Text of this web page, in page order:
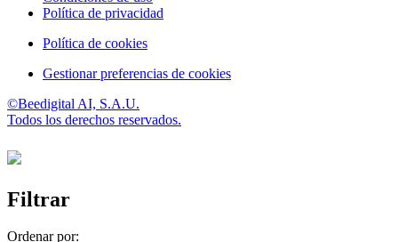
Política de privacidad
Política de cookies
Gestionar preferencias de cookies
©Beedigital AI, S.A.U.
Todos los derechos reservados.
Filtrar
Ordenar por: